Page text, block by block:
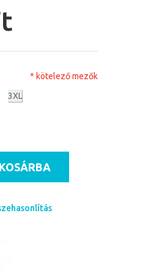
3XL
* kötelező mezők
KOSÁRBA